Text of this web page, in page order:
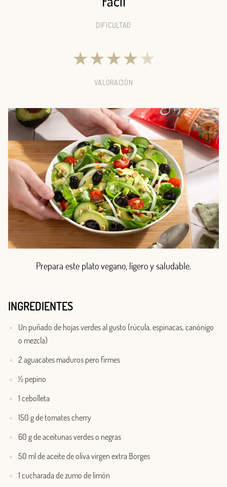
DIFICULTAD
★★★★★
VALORACIÓN
Prepara este plato vegano, ligero y saludable.
INGREDIENTES
Un puñado de hojas verdes al gusto (rúcula, espinacas, canónigo
o mezcla)
2 aguacates maduros pero firmes
½ pepino
1 cebolleta
150 g de tomates cherry
60 g de aceitunas verdes o negras
50 ml de aceite de oliva virgen extra Borges
1 cucharada de zumo de limón